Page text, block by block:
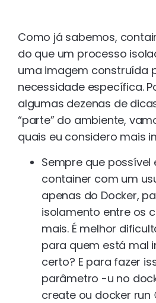
Como já sabemos,
do que um processo
uma imagem construída
necessidade específica.
algumas dezenas de
“parte” do ambiente,
quais eu considero mais
Sempre que possível
container com um
apenas do Docker,
isolamento entre os
mais. É melhor
para quem está mal
certo? E para fazer
parâmetro -u no
create ou docker run